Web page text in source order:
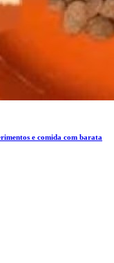
e comida com barata